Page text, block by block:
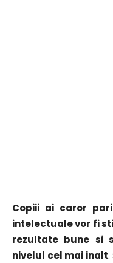
Copiii ai caror
intelectuale vor fi
rezultate bune si
nivelul cel mai inalt